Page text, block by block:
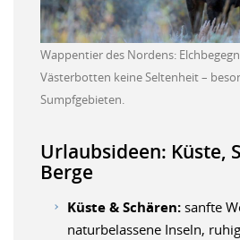
Wappentier des Nordens:
Västerbotten keine Seltenheit –
Sumpfgebieten.
Urlaubsideen: Küste,
Berge
Küste & Schären: sanfte
naturbelassene Inseln,